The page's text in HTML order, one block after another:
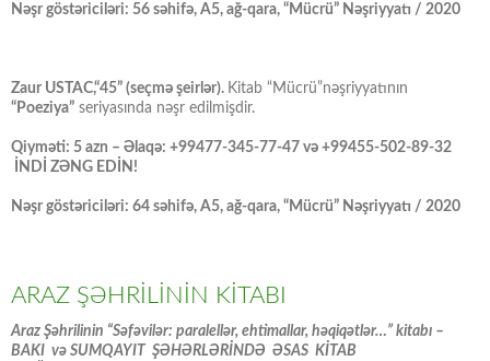
Nəşr göstəriciləri: 56 səhifə, A5, ağ-qara, “Mücrü” Nəşriyyatı / 2020
Zaur USTAC,“45” (seçmə şeirlər). Kitab “Mücrü”nəşriyyatının
“Poeziya” seriyasında nəşr edilmişdir.
Qiyməti: 5 azn – Əlaqə: +99477-345-77-47 və +99455-502-89-32
İNDİ ZƏNG EDİN!
Nəşr göstəriciləri: 64 səhifə, A5, ağ-qara, “Mücrü” Nəşriyyatı / 2020
ARAZ ŞƏHRİLİNİN KİTABI
Araz Şəhrilinin “Səfəvilər: paralellər, ehtimallar, həqiqətlər…” kitabı –
BAKI və SUMQAYIT ŞƏHƏRLƏRİNDƏ ƏSAS KİTAB